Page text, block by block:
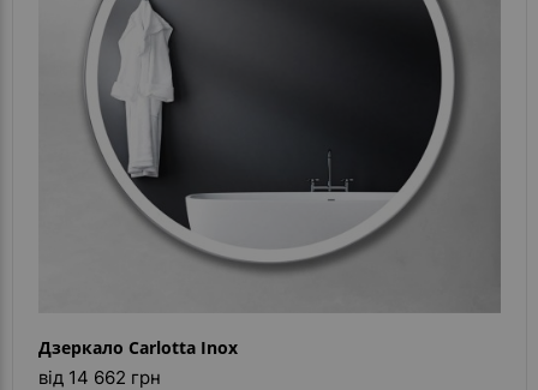
Дзеркало Carlotta Inox
від 14 662 грн